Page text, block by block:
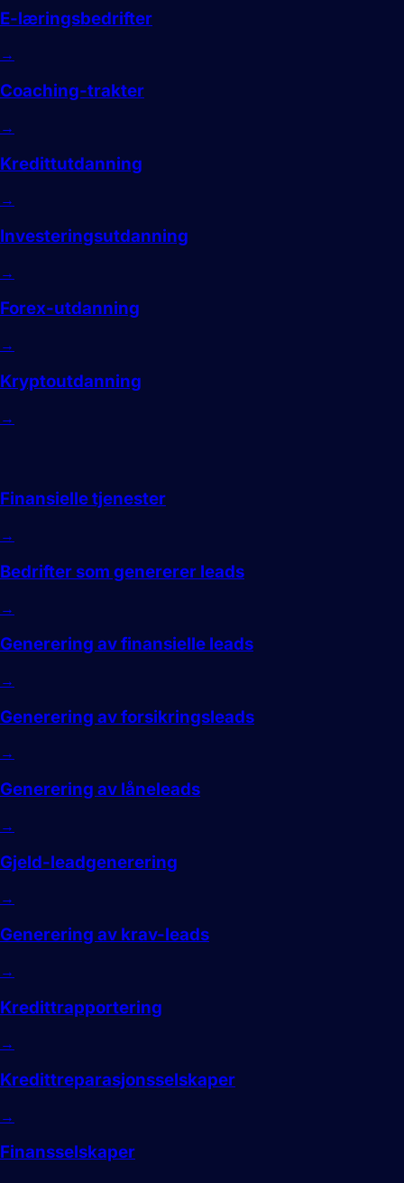
E-læringsbedrifter
→
Coaching-trakter
→
Kredittutdanning
→
Investeringsutdanning
→
Forex-utdanning
→
Kryptoutdanning
→
Finansielle tjenester
→
Bedrifter som genererer leads
→
Generering av finansielle leads
→
Generering av forsikringsleads
→
Generering av låneleads
→
Gjeld-leadgenerering
→
Generering av krav-leads
→
Kredittrapportering
→
Kredittreparasjonsselskaper
→
Finansselskaper